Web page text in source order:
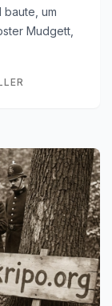
baute, um
Mudgett,